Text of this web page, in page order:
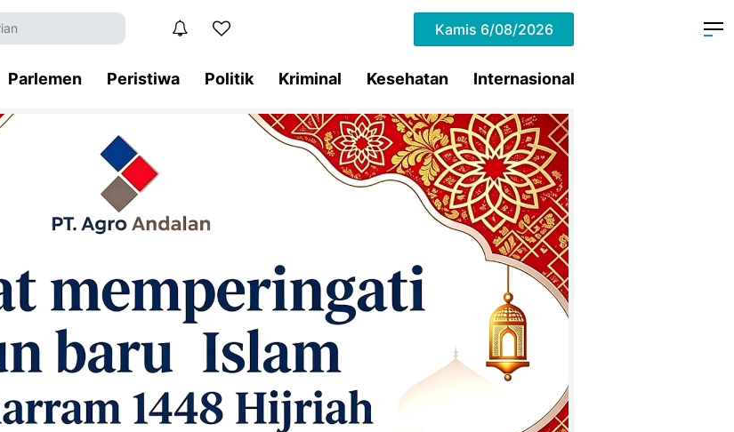
Kamis 6/08/2026
Parlemen Peristiwa Politik Kriminal Kesehatan Internasional